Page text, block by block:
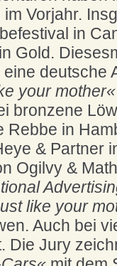
Vorjahr.
in
Gold.
deutsche
your mother«
bronzene
Rebbe in
& Partner
Ogilvy &
like your
Auch bei
Die Jury